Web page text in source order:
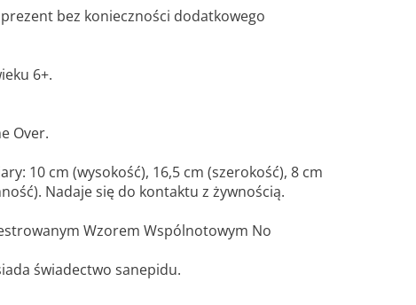
bez konieczności dodatkowego
6+.
Over.
10 cm (wysokość), 16,5 cm (szerokość), 8 cm
Nadaje się do kontaktu z żywnością.
Wzorem Wspólnotowym No
świadectwo sanepidu.